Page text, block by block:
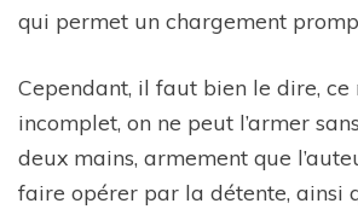
qui permet un chargement
Cependant, il faut bien le dire, ce
incomplet, on ne peut l’armer
deux mains, armement que
faire opérer par la détente, ainsi